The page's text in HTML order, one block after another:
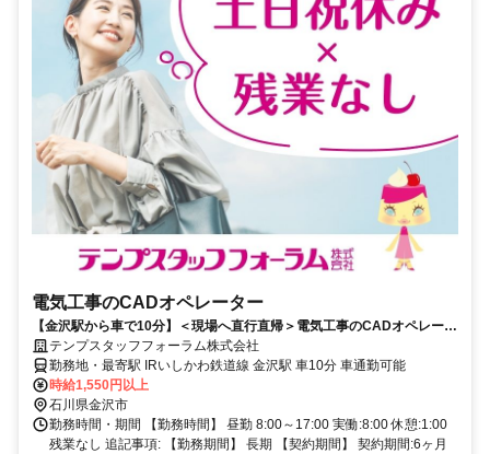
電気工事のCADオペレーター
【金沢駅から車で10分】＜現場へ直行直帰＞電気工事のCADオペレータ
ー／金沢・白山
テンプスタッフフォーラム株式会社
勤務地・最寄駅 IRいしかわ鉄道線 金沢駅 車10分 車通勤可能
時給1,550円以上
石川県金沢市
勤務時間・期間 【勤務時間】 昼勤 8:00～17:00 実働:8:00 休憩:1:00
残業なし 追記事項: 【勤務期間】 長期 【契約期間】 契約期間:6ヶ月